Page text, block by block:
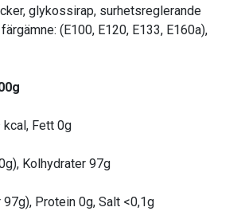
glykossirap, surhetsreglerande
(E100, E120, E133, E160a),
Fett 0g
Kolhydrater 97g
Protein 0g, Salt <0,1g